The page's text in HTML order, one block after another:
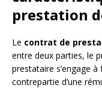
prestation
Le contrat de
entre deux parties, le
prestataire s’engage
contrepartie d’une